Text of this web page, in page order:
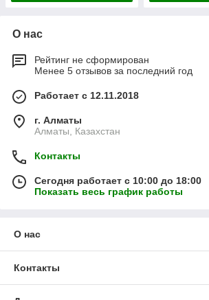
О нас
Рейтинг не сформирован
Менее 5 отзывов за последний год
Работает с 12.11.2018
г. Алматы
Алматы, Казахстан
Контакты
Сегодня работает с 10:00 до 18:00
Показать весь график работы
О нас
Контакты